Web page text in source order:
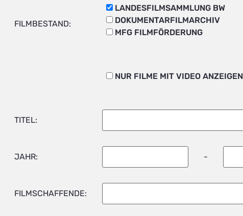
FILMBESTAND:
LANDESFILMSAMMLUNG BW
DOKUMENTARFILMARCHIV
MFG FILMFÖRDERUNG
NUR FILME MIT VIDEO ANZEIGEN
TITEL:
JAHR: -
FILMSCHAFFENDE: